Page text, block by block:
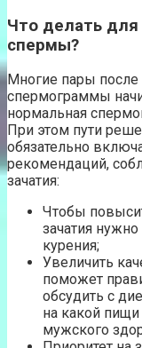
Что делать
спермы?
Многие пары после
спермограммы
нормальная
При этом пути
обязательно
рекомендаций,
зачатия:
Чтобы
зачатия нужно
курения;
Увеличить
поможет
обсудить с
на какой пищи
мужского